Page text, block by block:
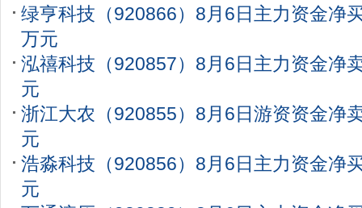
绿亨科技（920866）8月6日主力资金净
万元
泓禧科技（920857）8月6日主力资金净
元
浙江大农（920855）8月6日游资资金净
元
浩淼科技（920856）8月6日主力资金净
元